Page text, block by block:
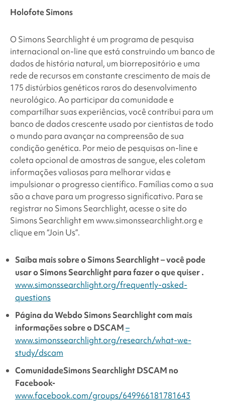
Holofote Simons
O Simons Searchlight é um programa de pesquisa
internacional on-line que está construindo um banco de
dados de história natural, um biorrepositório e uma
rede de recursos em constante crescimento de mais de
175 distúrbios genéticos raros do desenvolvimento
neurológico. Ao participar da comunidade e
compartilhar suas experiências, você contribui para um
banco de dados crescente usado por cientistas de todo
o mundo para avançar na compreensão de sua
condição genética. Por meio de pesquisas on-line e
coleta opcional de amostras de sangue, eles coletam
informações valiosas para melhorar vidas e
impulsionar o progresso científico. Famílias como a sua
são a chave para um progresso significativo. Para se
registrar no Simons Searchlight, acesse o site do
Simons Searchlight em www.simonssearchlight.org e
clique em “Join Us”.
Saiba mais sobre oSimons Searchlight – você pode
usar o Simons Searchlight parafazer o que quiser .
www.simonssearchlight.org/frequently-asked-
questions
Página da Webdo Simons Searchlightcom mais
informações sobre o DSCAM–
www.simonssearchlight.org/research/what-we-
study/dscam
ComunidadeSimons SearchlightDSCAM no
Facebook-
www.facebook.com/groups/649966181781643